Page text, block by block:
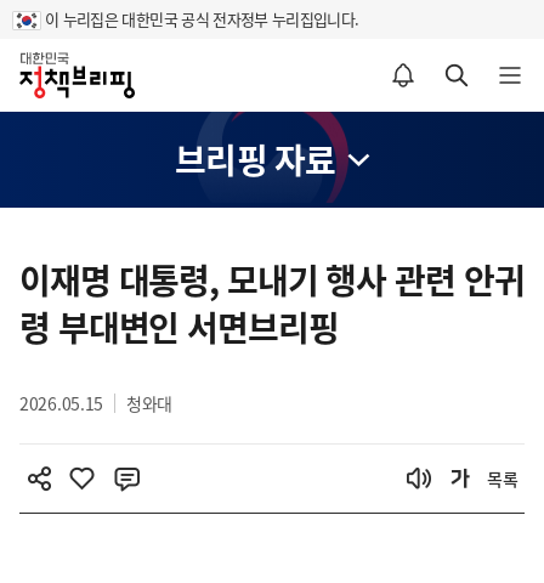
이 누리집은 대한민국 공식 전자정부 누리집입니다.
홈
알림설정 바로가기 검색 바로가기 메뉴 열기
브리핑 자료
텐
츠
영
이재명 대통령, 모내기 행사 관련 안귀
령 부대변인 서면브리핑
2026.05.15 청와대
목록